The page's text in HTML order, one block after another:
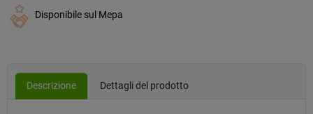
Disponibile sul Mepa
Descrizione Dettagli del prodotto